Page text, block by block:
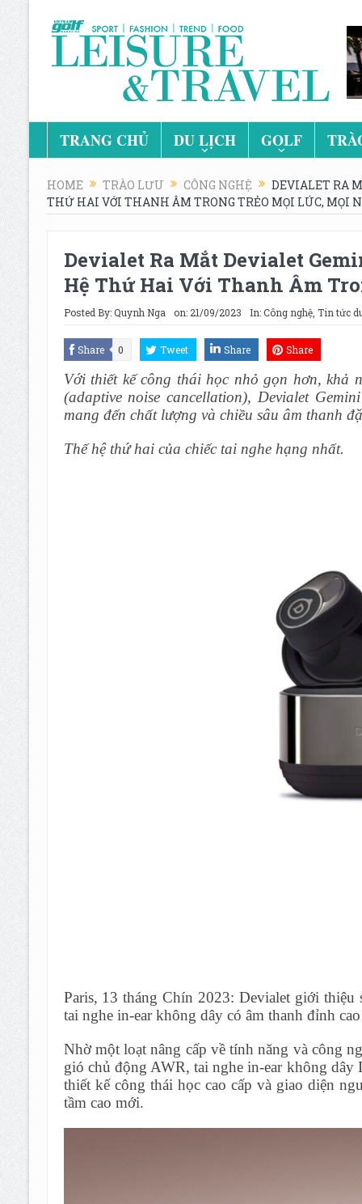
TRANG CHỦ DU LỊCH GOLF
HOME TRÀO LƯU CÔNG NGHỆ
DEVIALET RA
THỨ HAI VỚI THANH ÂM TRONG TRẺO MỌI LÚC, MỌI
Devialet Ra Mắt Devialet
Hệ Thứ Hai Với Thanh Âm
Posted By:Quynh Nga on: 21/09/2023 In:Công nghệ, Tin tức
Share 0 Tweet Share Share
Với thiết kế công thái học nhỏ gọn hơn, khả
(adaptive noise cancellation), Devialet
mang đến chất lượng và chiều sâu âm thanh
Thế hệ thứ hai của chiếc tai nghe hạng nhất.
Paris, 13 tháng Chín 2023: Devialet giới
tai nghe in-ear không dây có âm thanh đỉnh
Nhờ một loạt nâng cấp về tính năng và công
gió chủ động AWR, tai nghe in-ear không
thiết kế công thái học cao cấp và giao diện
tầm cao mới.